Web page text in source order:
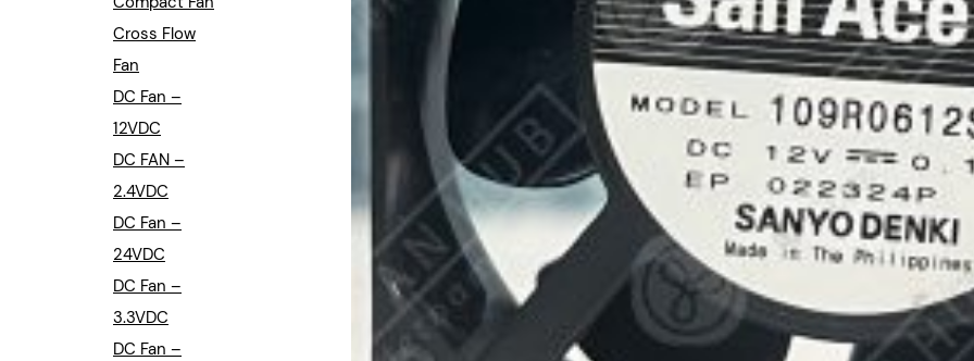
Cross Flow
Fan
DC Fan –
12VDC
DC FAN –
2.4VDC
DC Fan –
24VDC
DC Fan –
3.3VDC
DC Fan –